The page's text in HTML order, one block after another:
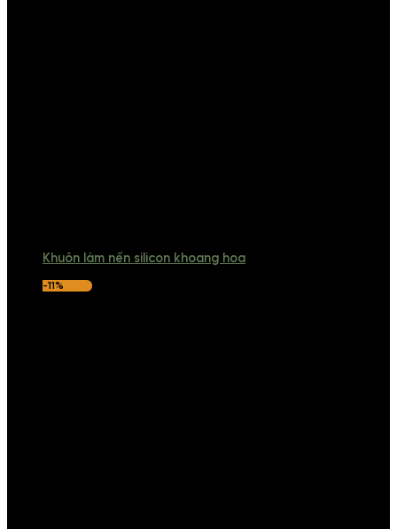
Khuôn làm nến silicon khoang hoa
-11%